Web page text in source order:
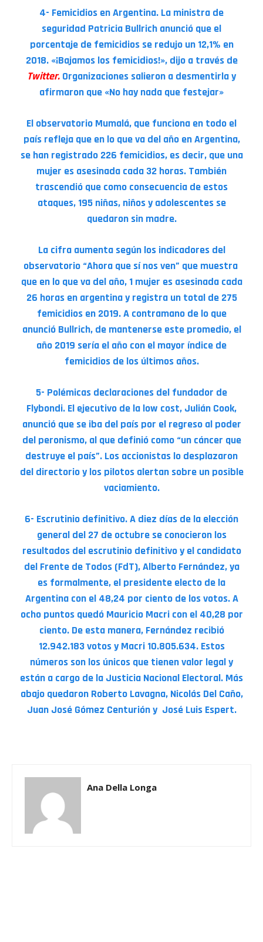
4- Femicidios en Argentina. La ministra de
seguridad Patricia Bullrich anunció que el
porcentaje de femicidios se redujo un 12,1% en
2018. «¡Bajamos los femicidios!», dijo a través de
Twitter. Organizaciones salieron a desmentirla y
afirmaron que «No hay nada que festejar»
El observatorio Mumalá, que funciona en todo el
país refleja que en lo que va del año en Argentina,
se han registrado 226 femicidios, es decir, que una
mujer es asesinada cada 32 horas. También
trascendió que como consecuencia de estos
ataques, 195 niñas, niños y adolescentes se
quedaron sin madre.
La cifra aumenta según los indicadores del
observatorio “Ahora que sí nos ven” que muestra
que en lo que va del año, 1 mujer es asesinada cada
26 horas en argentina y registra un total de 275
femicidios en 2019. A contramano de lo que
anunció Bullrich, de mantenerse este promedio, el
año 2019 sería el año con el mayor índice de
femicidios de los últimos años.
5- Polémicas declaraciones del fundador de
Flybondi. El ejecutivo de la low cost, Julián Cook,
anunció que se iba del país por el regreso al poder
del peronismo, al que definió como “un cáncer que
destruye el país”. Los accionistas lo desplazaron
del directorio y los pilotos alertan sobre un posible
vaciamiento.
6- Escrutinio definitivo. A diez días de la elección
general del 27 de octubre se conocieron los
resultados del escrutinio definitivo y el candidato
del Frente de Todos (FdT), Alberto Fernández, ya
es formalmente, el presidente electo de la
Argentina con el 48,24 por ciento de los votos. A
ocho puntos quedó Mauricio Macri con el 40,28 por
ciento. De esta manera, Fernández recibió
12.942.183 votos y Macri 10.805.634. Estos
números son los únicos que tienen valor legal y
están a cargo de la Justicia Nacional Electoral. Más
abajo quedaron Roberto Lavagna, Nicolás Del Caño,
Juan José Gómez Centurión y José Luis Espert.
Ana Della Longa